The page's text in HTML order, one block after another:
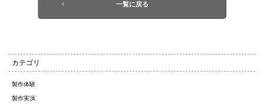
一覧に戻る
カテゴリ
製作体験
製作実演